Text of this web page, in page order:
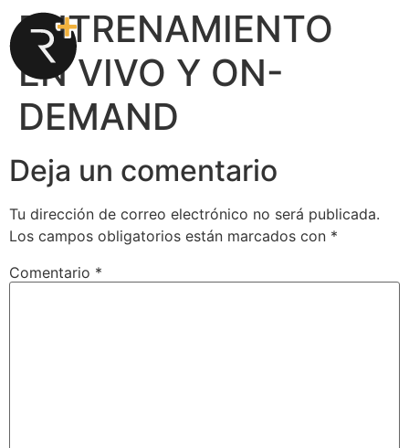
ENTRENAMIENTO
EN VIVO Y ON-
DEMAND
Deja un comentario
Tu dirección de correo electrónico no será publicada.
Los campos obligatorios están marcados con *
Comentario *